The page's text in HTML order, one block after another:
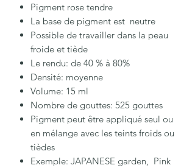
Pigment rose tendre
La base de pigment est neutre
Possible de travailler dans la peau
froide et tiède
Le rendu: de 40 % à 80%
Densité: moyenne
Volume: 15 ml
Nombre de gouttes: 525 gouttes
Pigment peut être appliqué seul ou
en mélange avec les teints froids ou
tièdes
Exemple: JAPANESE garden, Pink